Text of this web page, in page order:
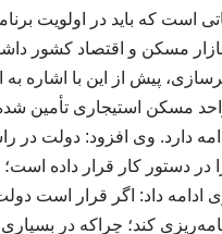
است که باید در اولویت
پیش از این با اشاره به
کشور اظهار کرده بود: تاکنون حدود ۵ هزار واحد
دارد. وی افزود: دولت در
دستور کار قرار داده
ادامه داد: اگر قرار است
کند؛ چراکه در